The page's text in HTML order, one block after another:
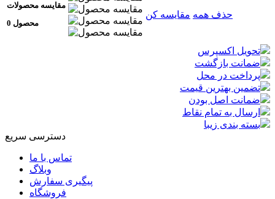
مقایسه محصولات
0 محصول
حذف همه مقایسه کن
تحویل اکسپرس
ضمانت بازگشت
پرداخت در محل
تضمین بهترین قیمت
ضمانت اصل بودن
ارسال به تمام نقاط
بسته بندی زیبا
دسترسی سریع
تماس با ما
وبلاگ
پیگیری سفارش
فروشگاه